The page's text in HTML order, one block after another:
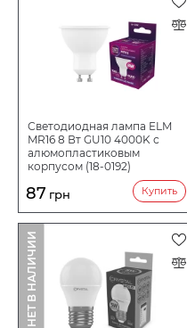
Цвет стекла Опаловый
15000
Светодиодная лампа ELM
MR16 8 Вт GU10 4000K с
алюмопластиковым
корпусом (18-0192)
87 грн Купить
НЕТ В НАЛИЧИИ